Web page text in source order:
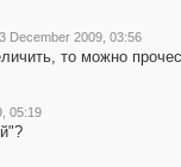
December 2009, 03:56
то можно
05:19